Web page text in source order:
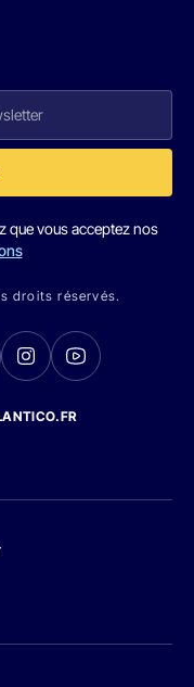
que vous acceptez nos
droits réservés.